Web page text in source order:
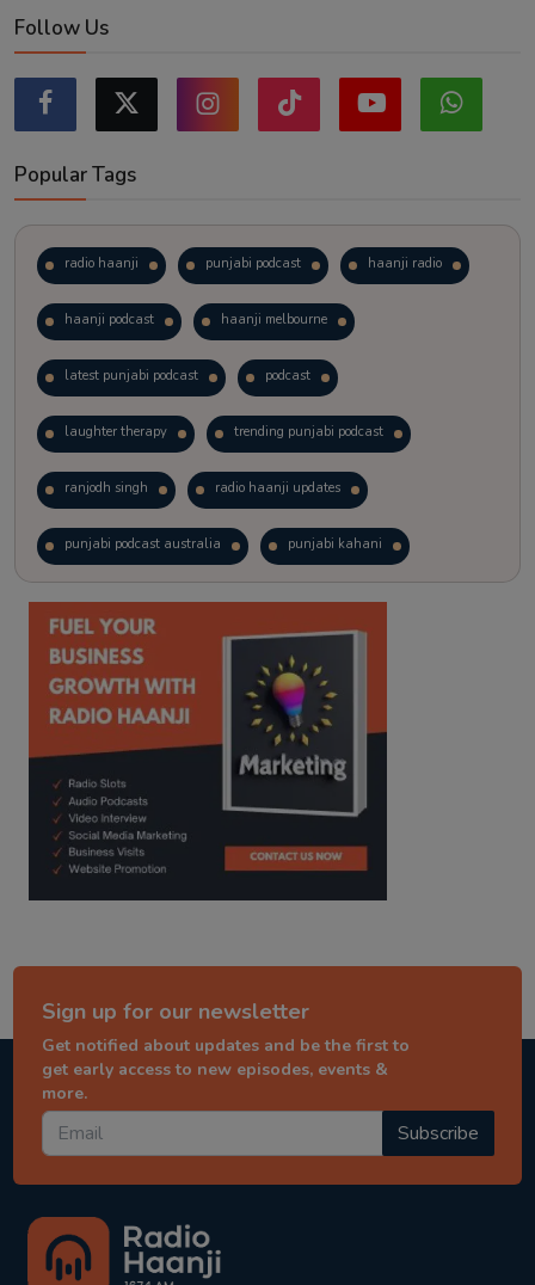
Follow Us
Popular Tags
radio haanji punjabi podcast haanji radio
haanji podcast haanji melbourne
latest punjabi podcast podcast
laughter therapy trending punjabi podcast
ranjodh singh radio haanji updates
punjabi podcast australia punjabi kahani
kitaab kahani punjabi story
Sign up for our newsletter
Get notified about updates and be the first to
get early access to new episodes, events &
more.
Subscribe